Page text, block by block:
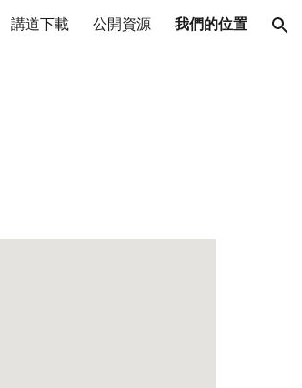
講道下載 公開資源 我們的位置